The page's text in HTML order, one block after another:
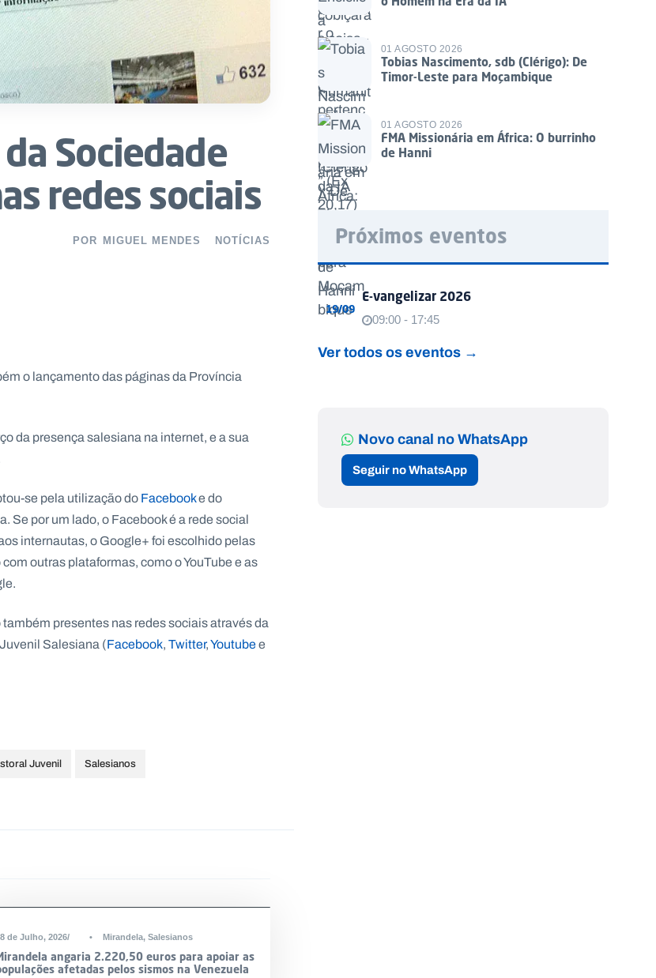
Sociedade
redes sociais
POR MIGUEL MENDES NOTÍCIAS
o lançamento das páginas da Província
da presença salesiana na internet, e a sua
se pela utilização doFacebooke do
Se por um lado, o Facebook é a rede social
internautas, o Google+ foi escolhido pelas
outras plataformas, como o YouTube e as
presentes nas redes sociais através da
Salesiana (Facebook,Twitter,Youtubee
Juvenil Salesianos
DESTAQUE
de Julho, 2026 • Mirandela, Salesianos
angaria 2.220,50 euros para apoiar as
afetadas pelos sismos na Venezuela
01 AGOSTO 2026
Tobias Nascimento, sdb (Clérigo): De
Timor-Leste para Moçambique
01 AGOSTO 2026
FMA Missionária em África: O burrinho
de Hanni
Próximos eventos
19/09
E-vangelizar 2026
09:00 - 17:45
Ver todos os eventos →
Novo canal no WhatsApp
Seguir no WhatsApp